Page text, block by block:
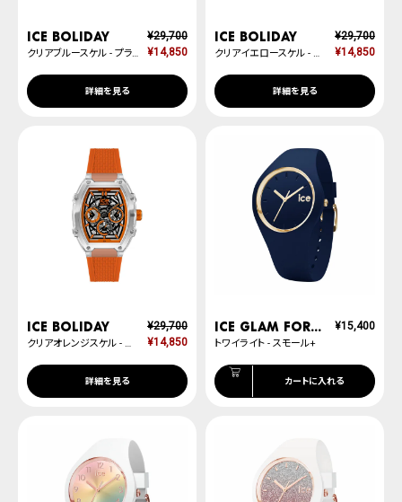
ICE boliday
クリアブルースケル - プラスチック - ミディアム - MT
¥29,700
¥14,850
詳細を見る
ICE boliday
クリアイエロースケル - プラスチック - ミディアム - MT
¥29,700
¥14,850
詳細を見る
ICE boliday
クリアオレンジスケル - プラスチック - ミディアム - MT
¥29,700
¥14,850
詳細を見る
ICE glam forest
トワイライト - スモール+
¥15,400
カートに入れる